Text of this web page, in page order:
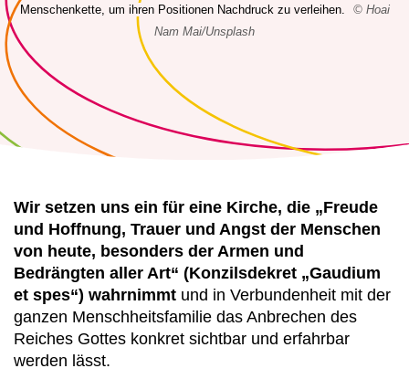
Menschenkette, um ihren Positionen Nachdruck zu verleihen.
© Hoai
Nam Mai/Unsplash
Wir setzen uns ein für eine Kirche, die „Freude
und Hoffnung, Trauer und Angst der Menschen
von heute, besonders der Armen und
Bedrängten aller Art“ (Konzilsdekret „Gaudium
et spes“) wahrnimmt und in Verbundenheit mit der
ganzen Menschheitsfamilie das Anbrechen des
Reiches Gottes konkret sichtbar und erfahrbar
werden lässt.